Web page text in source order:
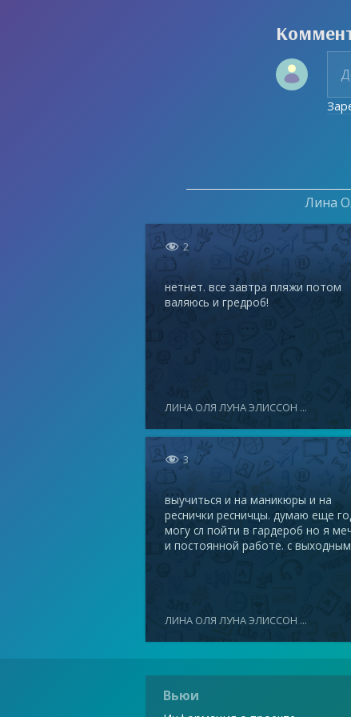
Лина
 2
нетнет. все завтра пляжи потом
валяюсь и гредроб!
ЛИНА ОЛЯ ЛУНА ЭЛИССОН ...
 3
выучиться и на маникюры и на
реснички ресничцы. думаю еще
могу сл пойти в гардероб но я
и постоянной работе. с
ЛИНА ОЛЯ ЛУНА ЭЛИССОН ...
Вьюи